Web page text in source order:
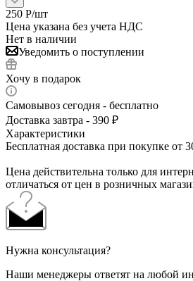
250 Р/шт
Цена указана без учета НДС
Нет в наличии
Уведомить о поступлении
Хочу в подарок
Самовывоз сегодня - бесплатно
Доставка завтра - 390 ₽
Характеристики
Бесплатная доставка при покупке от
Цена действительна только для
отличаться от цен в розничных
Нужна консультация?
Наши менеджеры ответят на любой